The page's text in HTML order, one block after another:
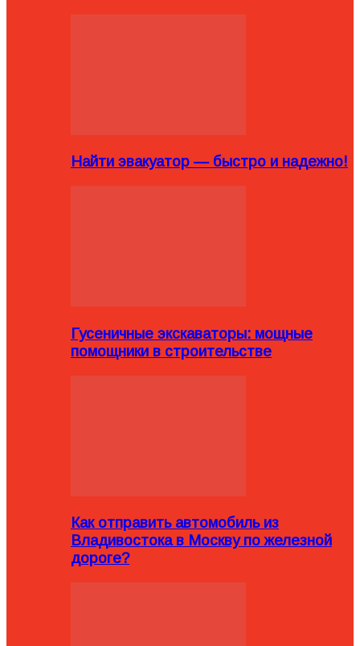
Найти эвакуатор — быстро и надежно!
Гусеничные экскаваторы: мощные
помощники в строительстве
Как отправить автомобиль из
Владивостока в Москву по железной
дороге?